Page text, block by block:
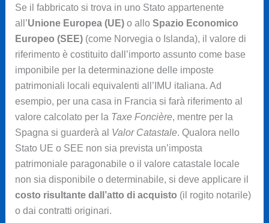
Se il fabbricato si trova in uno Stato appartenente
all’Unione Europea (UE)o allo Spazio Economico
Europeo (SEE)(come Norvegia o Islanda), il valore di
riferimento è costituito dall’importo assunto come base
imponibile per la determinazione delle imposte
patrimoniali locali equivalenti all’IMU italiana. Ad
esempio, per una casa in Francia si farà riferimento al
valore calcolato per la Taxe Foncière, mentre per la
Spagna si guarderà al Valor Catastale. Qualora nello
Stato UE o SEE non sia prevista un’imposta
patrimoniale paragonabile o il valore catastale locale
non sia disponibile o determinabile, si deve applicare il
costo risultante dall’atto di acquisto (il rogito notarile)
o dai contratti originari.